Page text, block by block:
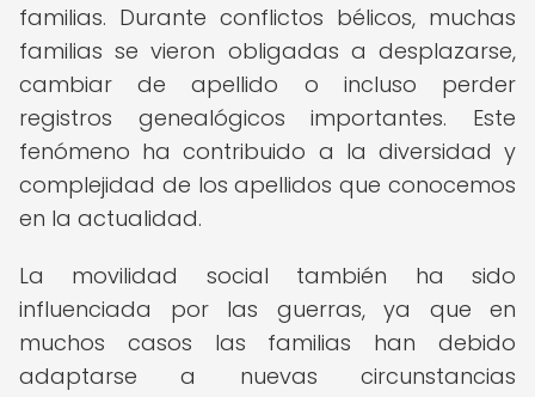
familias. Durante conflictos bélicos, muchas
familias se vieron obligadas a desplazarse,
cambiar de apellido o incluso perder
registros genealógicos importantes. Este
fenómeno ha contribuido a la diversidad y
complejidad de los apellidos que conocemos
en la actualidad.
La movilidad social también ha sido
influenciada por las guerras, ya que en
muchos casos las familias han debido
adaptarse a nuevas circunstancias